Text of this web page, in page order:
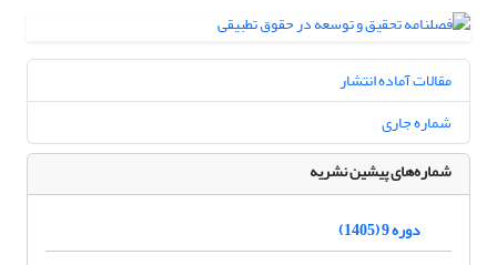
مقالات آماده انتشار
شماره جاری
شماره‌های پیشین نشریه
دوره 9 (1405)